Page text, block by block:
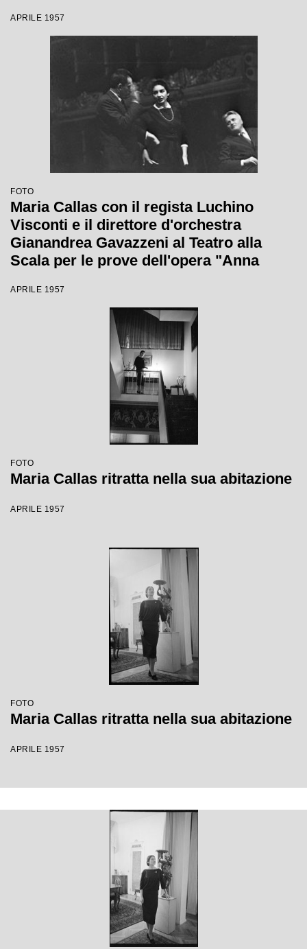
APRILE 1957
FOTO
Maria Callas con il regista Luchino
Visconti e il direttore d'orchestra
Gianandrea Gavazzeni al Teatro alla
Scala per le prove dell'opera "Anna
APRILE 1957
FOTO
Maria Callas ritratta nella sua abitazione
APRILE 1957
FOTO
Maria Callas ritratta nella sua abitazione
APRILE 1957